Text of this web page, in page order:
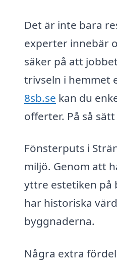
Det är inte bara
experter innebär
säker på att
trivseln i hemmet
8sb.se kan du
offerter. På så
Fönsterputs i
miljö. Genom att
yttre estetiken på
har historiska
byggnaderna.
Några extra